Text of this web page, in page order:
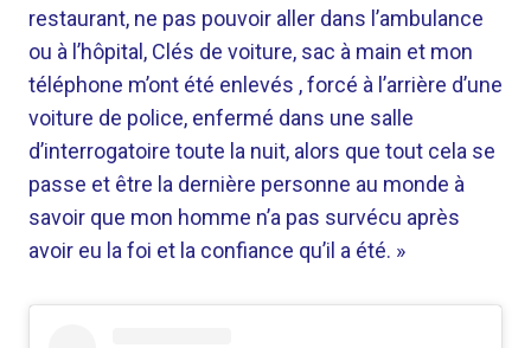
restaurant, ne pas pouvoir aller dans l’ambulance
ou à l’hôpital, Clés de voiture, sac à main et mon
téléphone m’ont été enlevés , forcé à l’arrière d’une
voiture de police, enfermé dans une salle
d’interrogatoire toute la nuit, alors que tout cela se
passe et être la dernière personne au monde à
savoir que mon homme n’a pas survécu après
avoir eu la foi et la confiance qu’il a été. »